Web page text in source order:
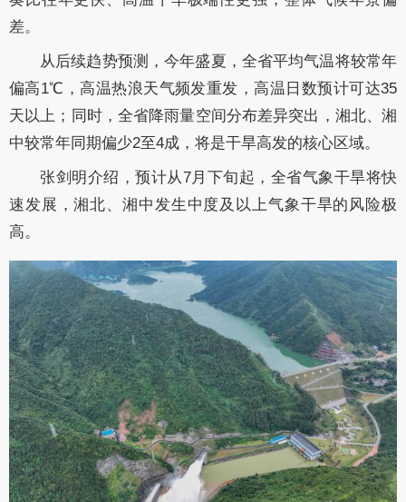
差。
从后续趋势预测，今年盛夏，全省平均气温将较常年
偏高1℃，高温热浪天气频发重发，高温日数预计可达35
天以上；同时，全省降雨量空间分布差异突出，湘北、湘
中较常年同期偏少2至4成，将是干旱高发的核心区域。
张剑明介绍，预计从7月下旬起，全省气象干旱将快
速发展，湘北、湘中发生中度及以上气象干旱的风险极
高。